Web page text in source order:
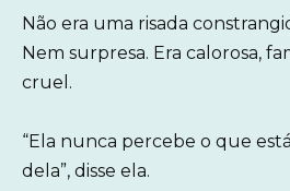
Não era uma risada
Nem surpresa. Era calorosa,
cruel.
“Ela nunca percebe o que
dela”, disse ela.